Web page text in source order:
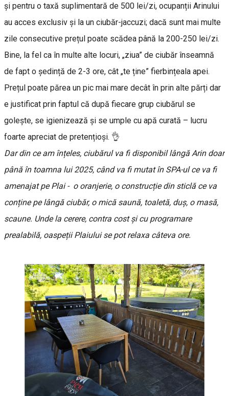
și pentru o taxă suplimentară de 500 lei/zi, ocupanții Arinului
au acces exclusiv și la un ciubăr-jaccuzi; dacă sunt mai multe
zile consecutive prețul poate scădea până la 200-250 lei/zi.
Bine, la fel ca în multe alte locuri, „ziua” de ciubăr înseamnă
de fapt o ședință de 2-3 ore, cât „te ține” fierbințeala apei.
Prețul poate părea un pic mai mare decât în prin alte părți dar
e justificat prin faptul că după fiecare grup ciubărul se
golește, se igienizează și se umple cu apă curată – lucru
foarte apreciat de pretențioși. 👌
Dar din ce am înțeles, ciubărul va fi disponibil lângă Arin doar
până în toamna lui 2025, când va fi mutat în SPA-ul ce va fi
amenajat pe Plai - o oranjerie, o construcție din sticlă ce va
conține pe lângă ciubăr, o mică saună, toaletă, duș, o masă,
scaune. Unde la cerere, contra cost și cu programare
prealabilă, oaspeții Plaiului se pot relaxa câteva ore.